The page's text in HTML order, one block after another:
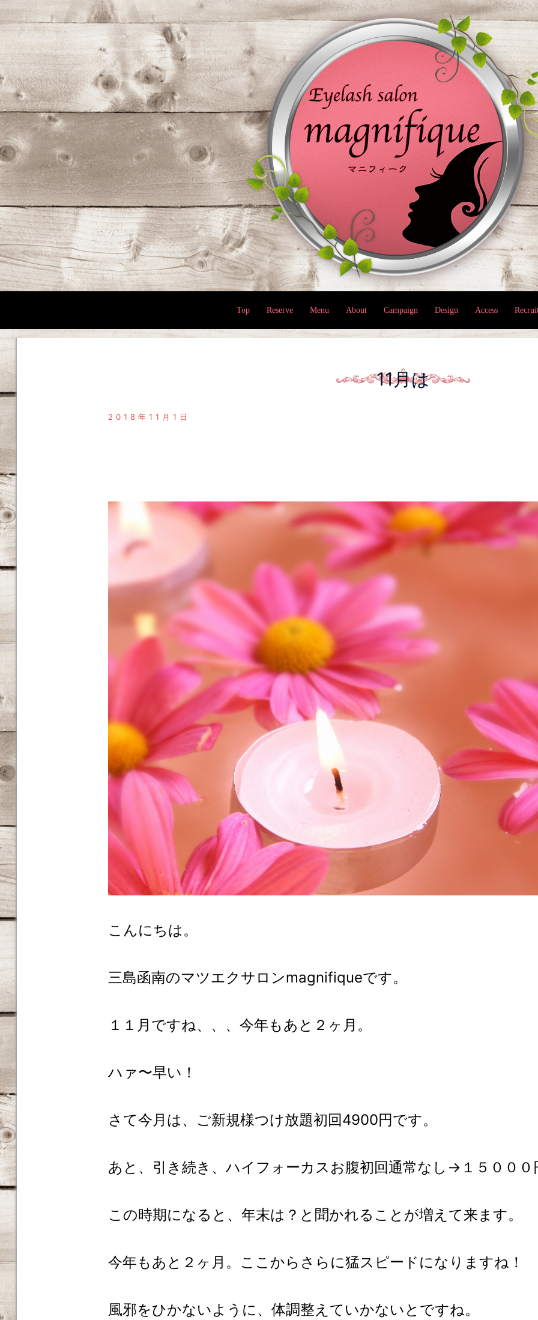
コ
ン
テ
ン
ツ
へ
ス
キ
ッ
プ
Top Reserve Menu About Campaign Design Access
11月は
2018年11月1日
こんにちは。
三島函南のマツエクサロンmagnifiqueです。
１１月ですね、、、今年もあと２ヶ月。
ハァ〜早い！
さて今月は、ご新規様つけ放題初回4900円です。
あと、引き続き、ハイフォーカスお腹初回通常なし→１５０００
この時期になると、年末は？と聞かれることが増えて来ます。
今年もあと２ヶ月。ここからさらに猛スピードになりますね！
風邪をひかないように、体調整えていかないとですね。